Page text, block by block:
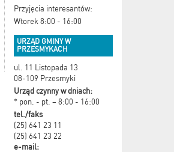
Przyjęcia interesantów:
Wtorek 8:00 - 16:00
URZĄD GMINY W
PRZESMYKACH
ul. 11 Listopada 13
08-109 Przesmyki
Urząd czynny w dniach:
* pon. - pt. – 8:00 - 16:00
tel./faks
(25) 641 23 11
(25) 641 23 22
e-mail: